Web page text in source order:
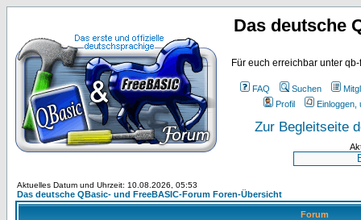
Das deutsche
Für euch erreichbar unter
FAQ Suchen
Profil
Einloggen,
Zur Begleitseite
Aktuelles Datum und Uhrzeit: 10.08.2026, 05:53
Das deutsche QBasic- und FreeBASIC-Forum Foren-Übersicht
Forum